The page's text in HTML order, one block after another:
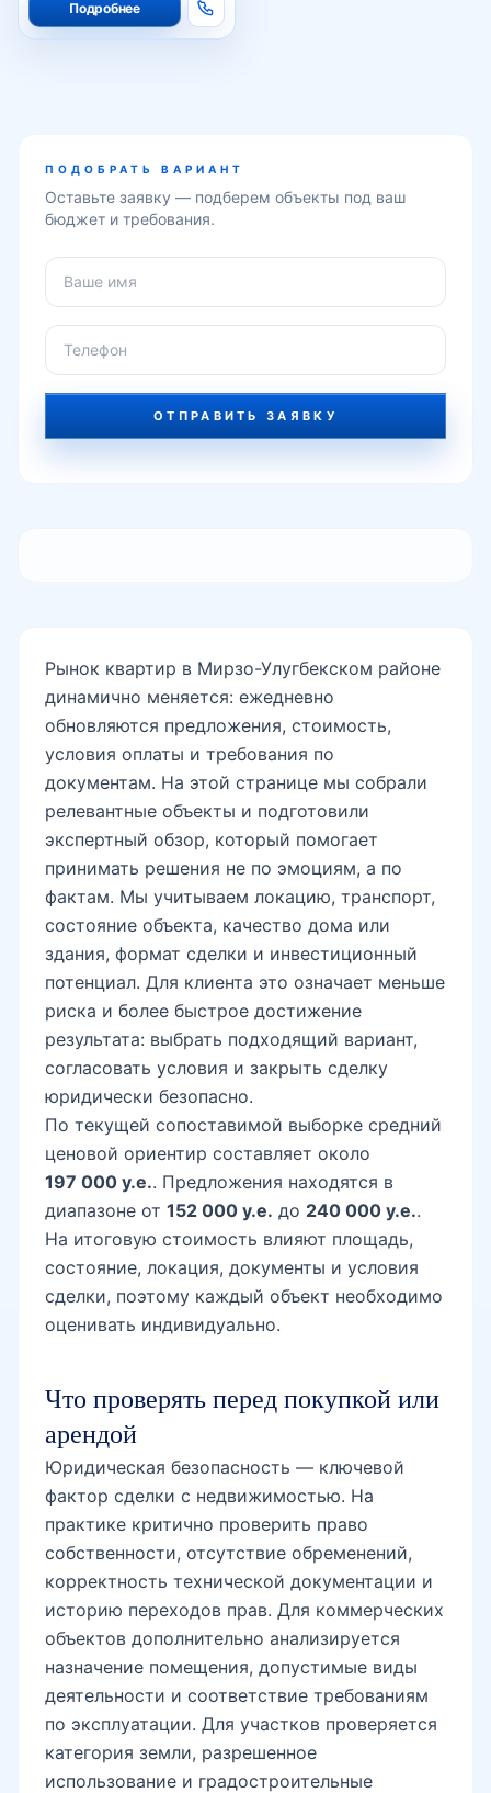
Буз
Универсам
улица Мухтара Ашрафи
Боткина
Golden Face
Фуркат
Подробнее
ПОДОБРАТЬ ВАРИАНТ
Оставьте заявку — подберем объекты под ваш
бюджет и требования.
ОТПРАВИТЬ ЗАЯВКУ
Рынок квартир в Мирзо-Улугбекском районе
динамично меняется: ежедневно
обновляются предложения, стоимость,
условия оплаты и требования по
документам. На этой странице мы собрали
релевантные объекты и подготовили
экспертный обзор, который помогает
принимать решения не по эмоциям, а по
фактам. Мы учитываем локацию, транспорт,
состояние объекта, качество дома или
здания, формат сделки и инвестиционный
потенциал. Для клиента это означает меньше
риска и более быстрое достижение
результата: выбрать подходящий вариант,
согласовать условия и закрыть сделку
юридически безопасно.
По текущей сопоставимой выборке средний
ценовой ориентир составляет около
197 000 у.е.. Предложения находятся в
диапазоне от 152 000 у.е. до 240 000 у.е..
На итоговую стоимость влияют площадь,
состояние, локация, документы и условия
сделки, поэтому каждый объект необходимо
оценивать индивидуально.
Что проверять перед покупкой или
арендой
Юридическая безопасность — ключевой
фактор сделки с недвижимостью. На
практике критично проверить право
собственности, отсутствие обременений,
корректность технической документации и
историю переходов прав. Для коммерческих
объектов дополнительно анализируется
назначение помещения, допустимые виды
деятельности и соответствие требованиям
по эксплуатации. Для участков проверяется
категория земли, разрешенное
использование и градостроительные